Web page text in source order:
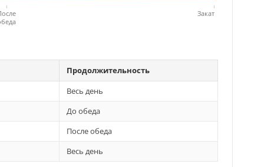
Закат
Продолжительность
Весь день
До обеда
После обеда
Весь день